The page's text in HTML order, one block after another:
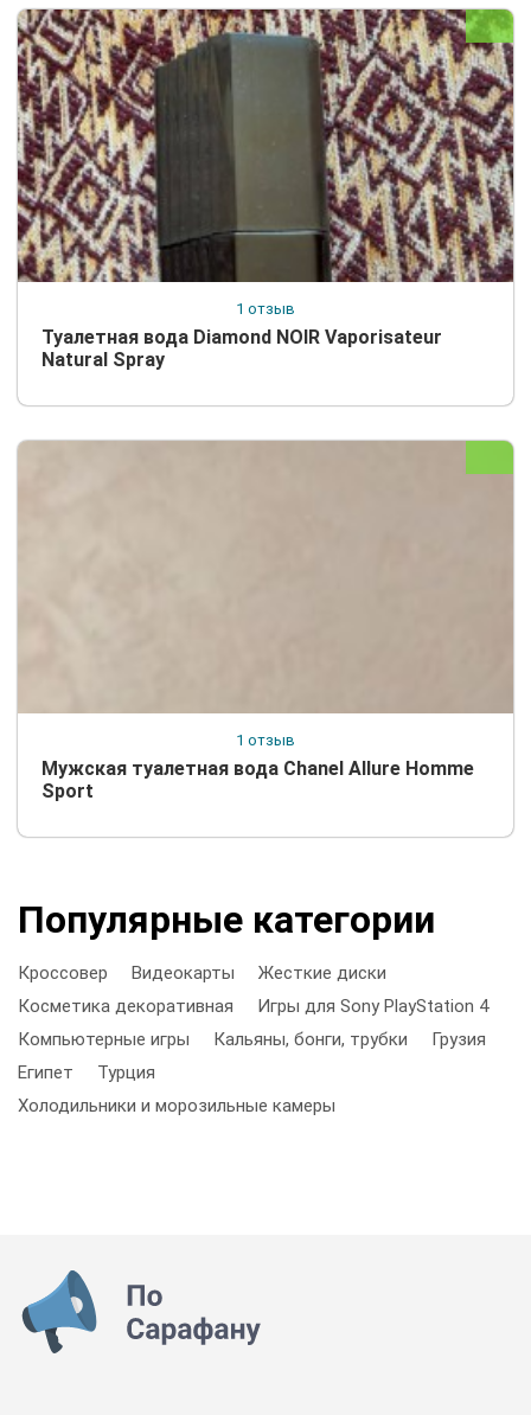
1 отзыв
Туалетная вода Diamond NOIR Vaporisateur
Natural Spray
1 отзыв
Мужская туалетная вода Chanel Allure Homme
Sport
Популярные категории
Кроссовер Видеокарты
Жесткие диски
Косметика декоративная
Игры для Sony PlayStation 4
Компьютерные игры
Кальяны, бонги, трубки
Грузия
Египет
Турция
Холодильники и морозильные камеры